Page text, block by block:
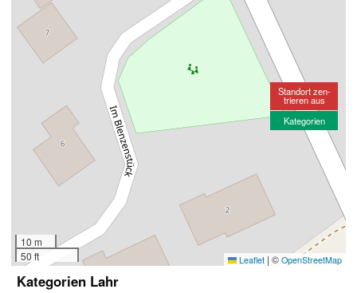
10 m
50 ft
Leaflet | © OpenStreetMap
Standort zen-
trieren aus
Kategorien
Kategorien Lahr